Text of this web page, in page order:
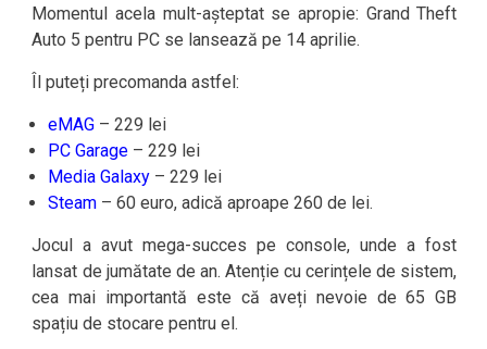
Momentul acela mult-așteptat se apropie: Grand Theft
Auto 5 pentru PC se lansează pe 14 aprilie.
Îl puteți precomanda astfel:
eMAG – 229 lei
PC Garage – 229 lei
Media Galaxy – 229 lei
Steam – 60 euro, adică aproape 260 de lei.
Jocul a avut mega-succes pe console, unde a fost
lansat de jumătate de an. Atenție cu cerințele de sistem,
cea mai importantă este că aveți nevoie de 65 GB
spațiu de stocare pentru el.